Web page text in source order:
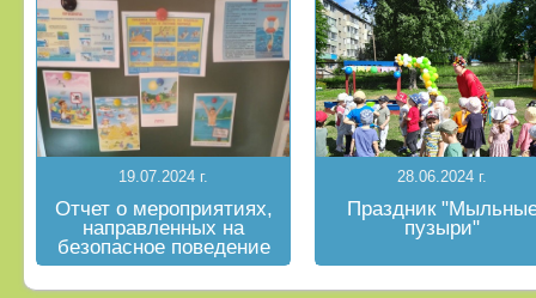
19.07.2024 г.
Отчет о мероприятиях,
направленных на
безопасное поведение
на водных объектах в
летний период
28.06.2024 г.
Праздник
пузыри"